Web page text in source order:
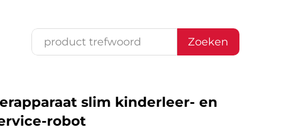
Zoeken
slim kinderleer- en
robot